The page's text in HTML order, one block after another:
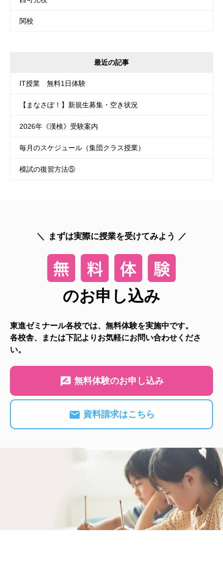
関校
最近の記事
IT授業 無料1日体験
【まなさぽ！】新規生募集・空き状況
2026年《漢検》受験案内
毎月のスケジュール（集団クラス授業）
模試の復習方法⑤
まずは実際に授業を受けてみよう
のお申し込み
東進ゼミナール各校では、無料体験を実施中です。
各校舎、または下記よりお気軽にお問い合わせくださ
い。
無料体験のお申し込み
資料請求はこちら